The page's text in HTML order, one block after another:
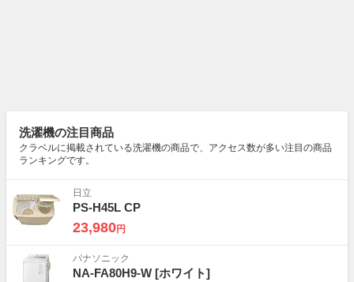
洗濯機の注目商品
クラベルに掲載されている洗濯機の商品で、アクセス数が多い注目の商品
ランキングです。
日立
PS-H45L CP
23,980円
パナソニック
NA-FA80H9-W [ホワイト]